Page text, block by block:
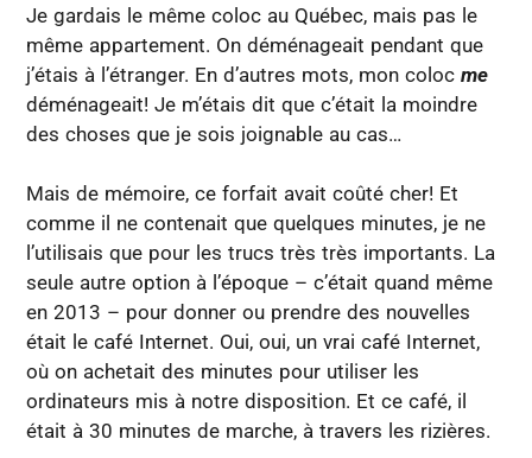
Je gardais le même coloc au Québec, mais pas le
même appartement. On déménageait pendant que
j’étais à l’étranger. En d’autres mots, mon colocme
déménageait! Je m’étais dit que c’était la moindre
des choses que je sois joignable au cas…
Mais de mémoire, ce forfait avait coûté cher! Et
comme il ne contenait que quelques minutes, je ne
l’utilisais que pour les trucs très très importants. La
seule autre option à l’époque – c’était quand même
en 2013 – pour donner ou prendre des nouvelles
était le café Internet. Oui, oui, un vrai café Internet,
où on achetait des minutes pour utiliser les
ordinateurs mis à notre disposition. Et ce café, il
était à 30 minutes de marche, à travers les rizières.